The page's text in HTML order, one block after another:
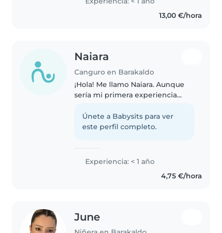
trabajar con niños de todas las
edades. Estoy cómoda con13,00 €/hora
Naiara
Canguro en Barakaldo
¡Hola! Me llamo Naiara. Aunque
sería mi primera experiencia
cuidando de mi hermana
pequeña, lo que me ha
Únete a Babysits para ver
este perfil completo.
Experiencia: < 1 año
4,75 €/hora
June